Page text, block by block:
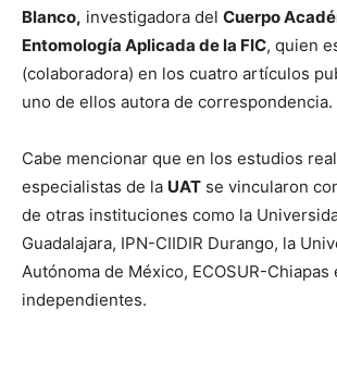
Blanco, investigadora del Cuerpo
Entomología Aplicada de la FIC, quien
(colaboradora) en los cuatro artículos
uno de ellos autora de correspondencia.
Cabe mencionar que en los estudios
especialistas de la UAT se vincularon
de otras instituciones como la
Guadalajara, IPN-CIIDIR Durango, la
Autónoma de México, ECOSUR-
independientes.